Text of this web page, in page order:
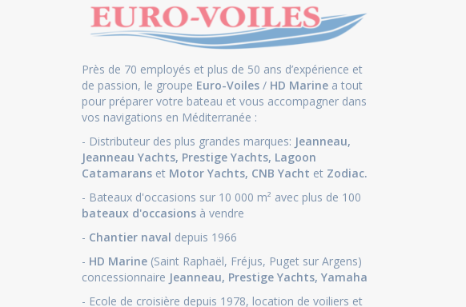
Près de 70 employés et plus de 50 ans d’expérience et
de passion, le groupe Euro-Voiles / HD Marine a tout
pour préparer votre bateau et vous accompagner dans
vos navigations en Méditerranée :
- Distributeur des plus grandes marques: Jeanneau,
Jeanneau Yachts, Prestige Yachts, Lagoon
Catamarans et Motor Yachts, CNB Yacht et Zodiac.
- Bateaux d'occasions sur 10 000 m² avec plus de 100
bateaux d'occasions à vendre
- Chantier naval depuis 1966
- HD Marine (Saint Raphaël, Fréjus, Puget sur Argens)
concessionnaire Jeanneau, Prestige Yachts, Yamaha
- Ecole de croisière depuis 1978, location de voiliers et